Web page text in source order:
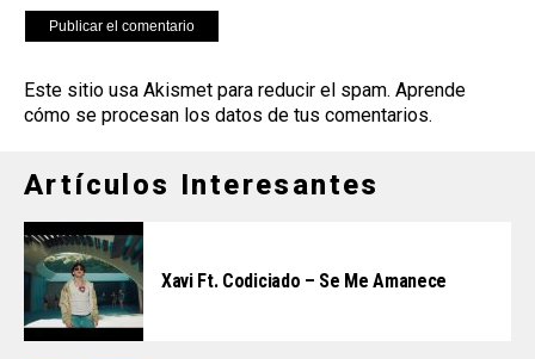
Este sitio usa Akismet para reducir el spam. Aprende
cómo se procesan los datos de tus comentarios.
Artículos Interesantes
Xavi Ft. Codiciado – Se Me Amanece